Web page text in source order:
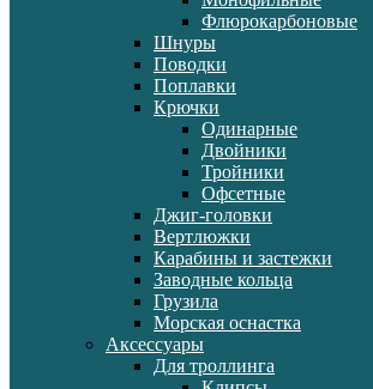
Флюрокарбоновые
Шнуры
Поводки
Поплавки
Крючки
Одинарные
Двойники
Тройники
Офсетные
Джиг-головки
Вертлюжки
Карабины и застежки
Заводные кольца
Грузила
Морская оснастка
Аксессуары
Для троллинга